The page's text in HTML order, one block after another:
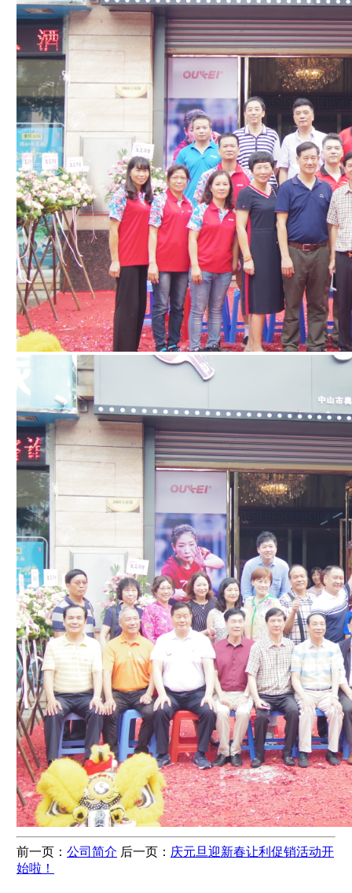
前一页： 公司简介 后一页： 庆元旦迎新春让利促销活动开
始啦！